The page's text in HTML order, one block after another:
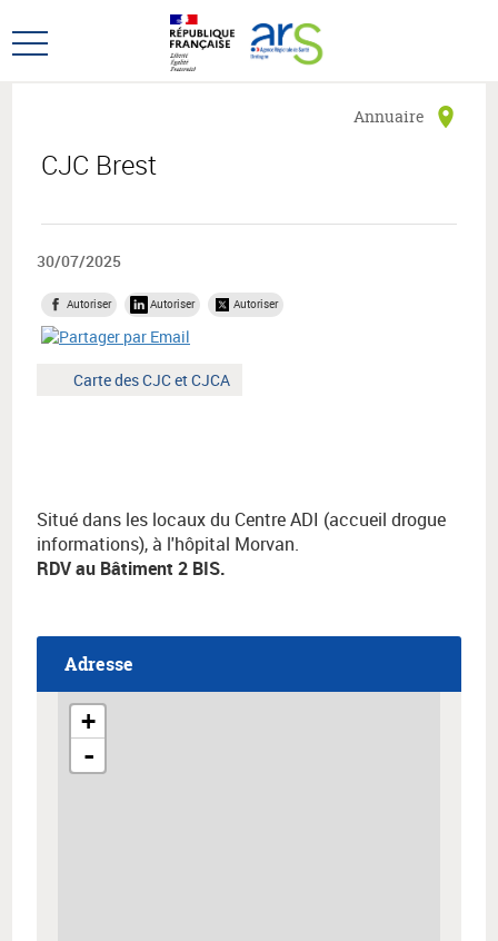
au
menu
au
contenu
Ouvrir
CJC Brest
Annuaire
30/07/2025
Autoriser Autoriser Autoriser
Mot
Carte des CJC et CJCA
Situé dans les locaux du Centre ADI (accueil drogue
informations), à l'hôpital Morvan.
RDV au Bâtiment 2 BIS.
Adresse
+
-